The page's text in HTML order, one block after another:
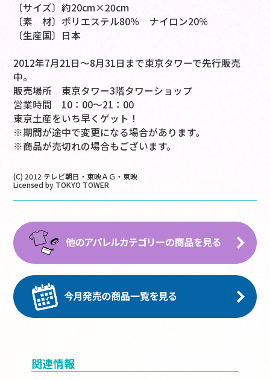
〔サイズ〕約20cm×20cm
〔素 材〕ポリエステル80％ ナイロン20％
〔生産国〕日本
2012年7月21日～8月31日まで東京タワーで先行販売
中。
販売場所 東京タワー3階タワーショップ
営業時間 10：00～21：00
東京土産をいち早くゲット！
※期間が途中で変更になる場合があります。
※商品が売切れの場合もございます。
(C) 2012 テレビ朝日・東映ＡＧ・東映
Licensed by TOKYO TOWER
関連情報